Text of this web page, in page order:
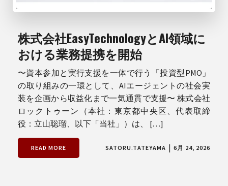
株式会社EasyTechnologyとAI領域に
おける業務提携を開始
〜資本参加と実行支援を一体で行う「投資型PMO」
の取り組みの一環として、AIエージェントの社会実
装を企画から収益化まで一気通貫で支援〜 株式会社
ロックトゥーン（本社：東京都中央区、代表取締
役：立山聡瑠、以下「当社」）は、 […]
READ MORE SATORU.TATEYAMA | 6月 24, 2026